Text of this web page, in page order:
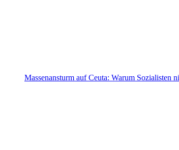
Massenansturm auf Ceuta: Warum Sozialisten